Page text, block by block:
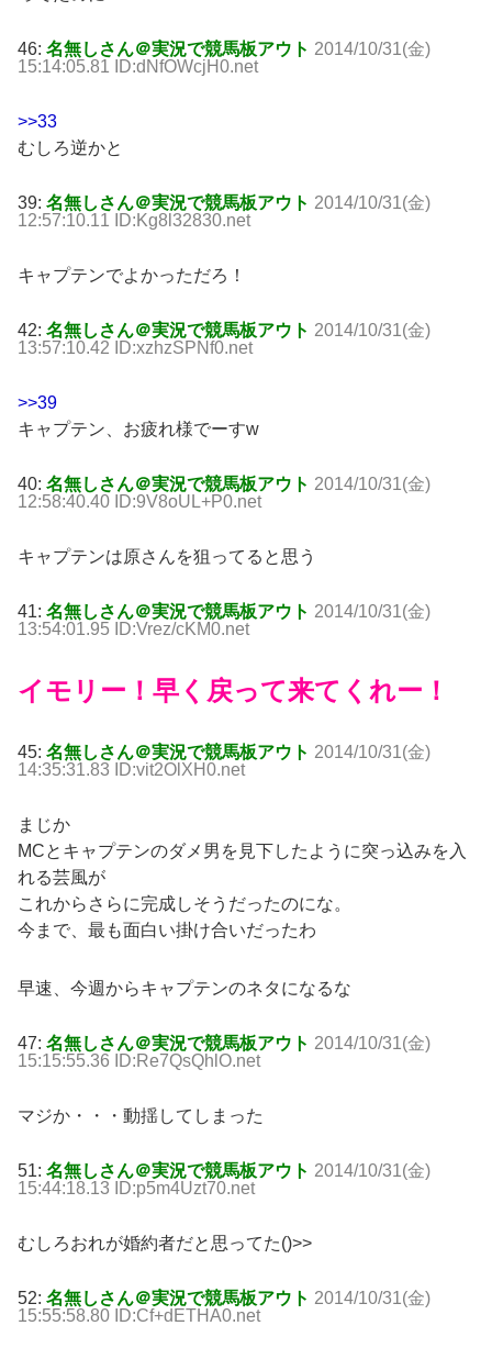
46: 名無しさん＠実況で競馬板アウト 2014/10/31(金)
15:14:05.81 ID:dNfOWcjH0.net
>>33
むしろ逆かと
39: 名無しさん＠実況で競馬板アウト 2014/10/31(金)
12:57:10.11 ID:Kg8l32830.net
キャプテンでよかっただろ！
42: 名無しさん＠実況で競馬板アウト 2014/10/31(金)
13:57:10.42 ID:xzhzSPNf0.net
>>39
キャプテン、お疲れ様でーすw
40: 名無しさん＠実況で競馬板アウト 2014/10/31(金)
12:58:40.40 ID:9V8oUL+P0.net
キャプテンは原さんを狙ってると思う
41: 名無しさん＠実況で競馬板アウト 2014/10/31(金)
13:54:01.95 ID:Vrez/cKM0.net
イモリー！早く戻って来てくれー！
45: 名無しさん＠実況で競馬板アウト 2014/10/31(金)
14:35:31.83 ID:vit2OlXH0.net
まじか
MCとキャプテンのダメ男を見下したように突っ込みを入
れる芸風が
これからさらに完成しそうだったのにな。
今まで、最も面白い掛け合いだったわ
早速、今週からキャプテンのネタになるな
47: 名無しさん＠実況で競馬板アウト 2014/10/31(金)
15:15:55.36 ID:Re7QsQhlO.net
マジか・・・動揺してしまった
51: 名無しさん＠実況で競馬板アウト 2014/10/31(金)
15:44:18.13 ID:p5m4Uzt70.net
むしろおれが婚約者だと思ってた()>>
52: 名無しさん＠実況で競馬板アウト 2014/10/31(金)
15:55:58.80 ID:Cf+dETHA0.net